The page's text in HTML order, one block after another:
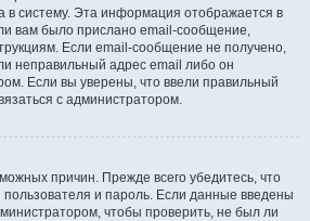
в систему. Эта информация отображается в
вам было прислано email-сообщение,
Если email-сообщение не получено,
неправильный адрес email либо он
Если вы уверены, что ввели правильный
с администратором.
причин. Прежде всего убедитесь, что
и пароль. Если данные введены
чтобы проверить, не был ли